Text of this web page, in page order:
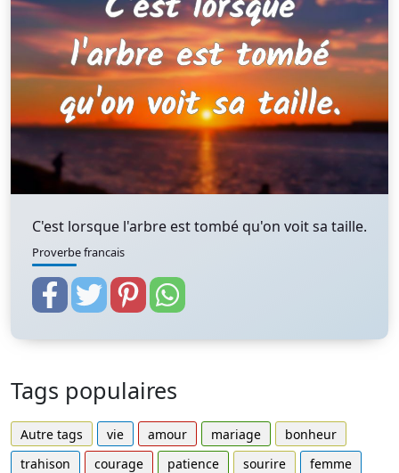
C'est lorsque l'arbre est tombé qu'on voit sa taille.
Proverbe francais
Tags populaires
Autre tags vie amour mariage
bonheur
trahison
courage patience sourire
femme